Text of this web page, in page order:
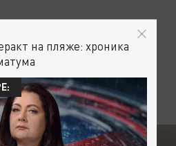
на пляже: хроника